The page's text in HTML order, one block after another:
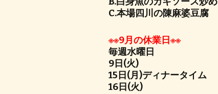
C.本場四川の陳麻婆豆腐
※※9月の休業日※※
毎週水曜日
9日(火)
15日(月)ディナータイム
16日(火)